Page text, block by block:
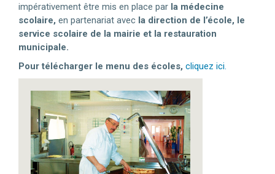
impérativement être mis en place par la médecine
scolaire, en partenariat avec la direction de l’école, le
service scolaire de la mairie et la restauration
municipale.
Pour télécharger le menu des écoles, cliquez ici.